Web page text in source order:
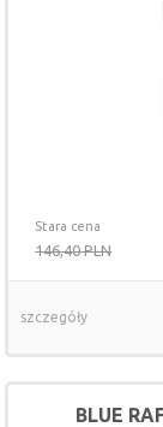
Stara cena
146,40 PLN
szczegóły
BLUE